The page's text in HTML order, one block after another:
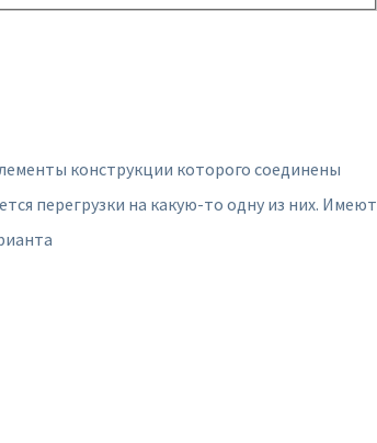
конструкции которого соединены
перегрузки на какую-то одну из них. Имеют